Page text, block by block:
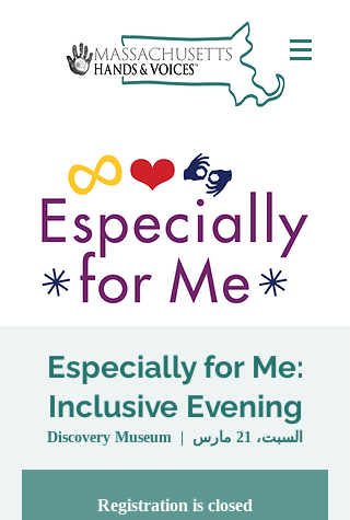
Especially for Me:
Inclusive Evening
السبت، 21 مارس Discovery Museum
Registration is closed